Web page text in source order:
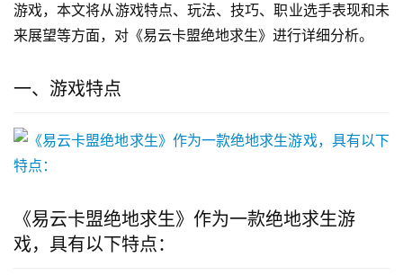
游戏，本文将从游戏特点、玩法、技巧、职业选手表现和未
来展望等方面，对《易云卡盟绝地求生》进行详细分析。
一、游戏特点
《易云卡盟绝地求生》作为一款绝地求生游
戏，具有以下特点：